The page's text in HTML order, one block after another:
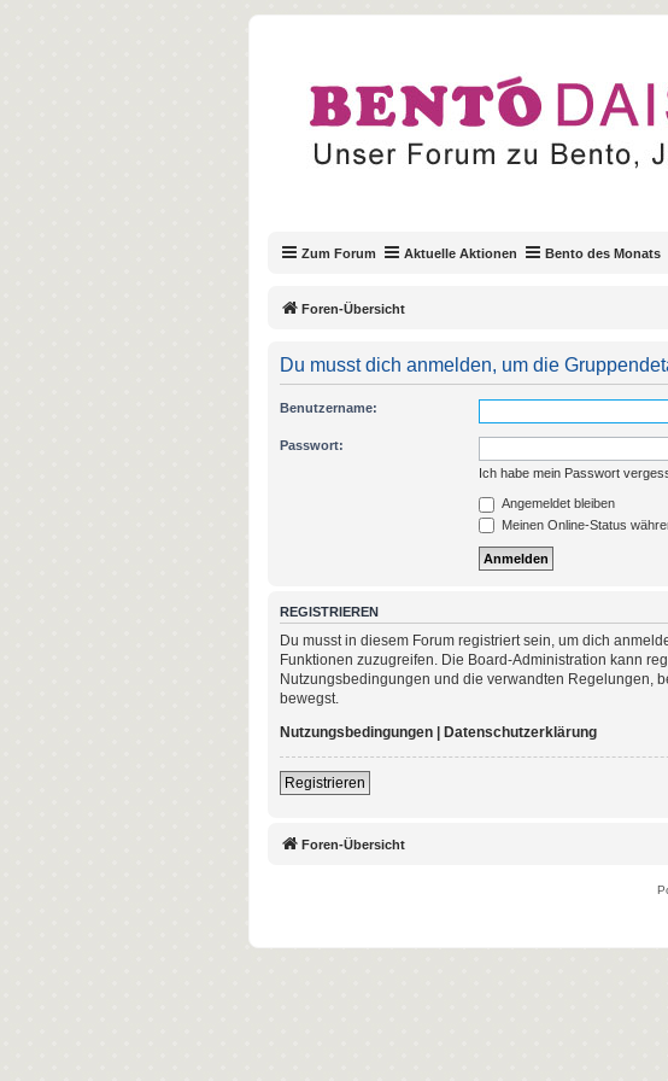
Zum Forum Aktuelle Aktionen Bento des Monats
Foren-Übersicht
Du musst dich anmelden, um die
Benutzername:
Passwort:
Ich habe mein Passwort
Angemeldet bleiben
Meinen Online-Status
REGISTRIEREN
Du musst in diesem Forum registriert sein, um dich
Funktionen zuzugreifen. Die Board-Administration kann
Nutzungsbedingungen und die verwandten Regelungen,
bewegst.
Nutzungsbedingungen | Datenschutzerklärung
Registrieren
Foren-Übersicht